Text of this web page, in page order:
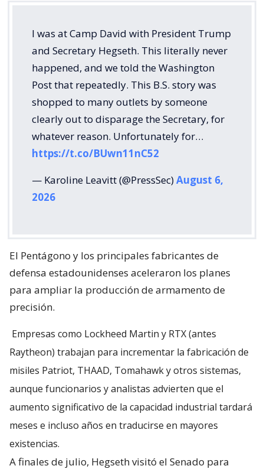
I was at Camp David with President Trump
and Secretary Hegseth. This literally never
happened, and we told the Washington
Post that repeatedly. This B.S. story was
shopped to many outlets by someone
clearly out to disparage the Secretary, for
whatever reason. Unfortunately for…
https://t.co/BUwn11nC52
— Karoline Leavitt (@PressSec)August 6,
2026
El Pentágono y los principales fabricantes de
defensa estadounidenses aceleraron los planes
para ampliar la producción de armamento de
precisión.
Empresas como Lockheed Martin y RTX (antes
Raytheon) trabajan para incrementar la fabricación de
misiles Patriot, THAAD, Tomahawk y otros sistemas,
aunque funcionarios y analistas advierten que el
aumento significativo de la capacidad industrial tardará
meses e incluso años en traducirse en mayores
existencias.
A finales de julio, Hegseth visitó el Senado para